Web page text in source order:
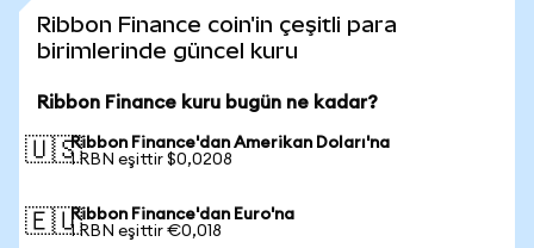
Ribbon Finance coin'in çeşitli para
birimlerinde güncel kuru
Ribbon Finance kuru bugün ne kadar?
🇺🇸Ribbon Finance'dan Amerikan Doları'na
1 RBN eşittir $0,0208
🇪🇺Ribbon Finance'dan Euro'na
1 RBN eşittir €0,018